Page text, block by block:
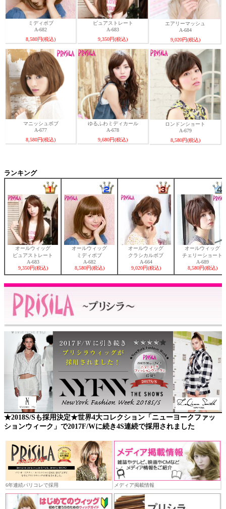
ミディボブ
A-682
8,580円(税込)
ピュアストレート
A-683
9,350円(税込)
エアリーマッシュ
A-684
9,020円(税込)
マニッシュボブ
A-677
8,580円(税込)
ゆるふわミディカール
A-678
9,680円(税込)
ロンドンショート
A-679
8,580円(税込)
ランキング
オールウィッグ
ピュアストレート
A-683
9,350円(税込)
オールウィッグ
ミディボブ
A-682
8,580円(税込)
オールウィッグ
クラシカルボブ
A-664
9,020円(税込)
オールウィッグ
チェリーショート
A-689
8,580円(税込)
★2018S/Sも採用決定★世界4大コレクション「ニューヨークファッ
ションウィーク」で2017F/Wに続き4S連続で採用されました
6年連続パリコレで採用 メディア掲載情報